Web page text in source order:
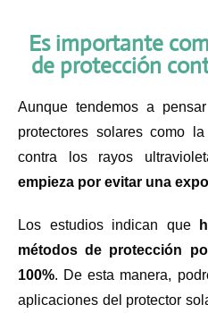
Es importante
de protección
Aunque tendemos a
protectores solares como
contra los rayos
empieza por evitar una
Los estudios indican que
métodos de protección
100%. De esta manera,
aplicaciones del protector